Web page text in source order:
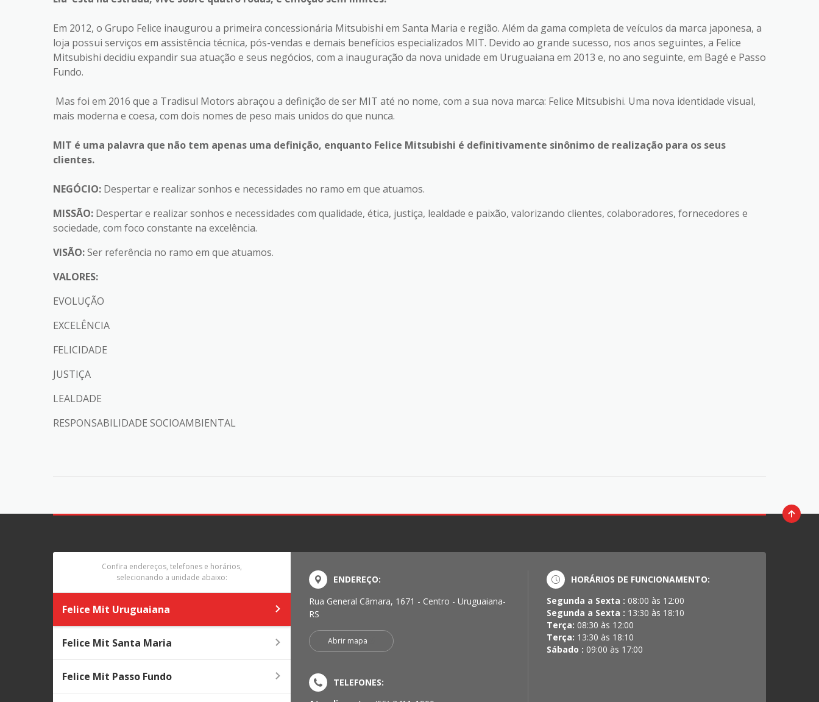
Em 2012, o Grupo Felice inaugurou a primeira concessionária Mitsubishi em Santa Maria e região. Além da gama completa de veículos da marca japonesa, a
loja possui serviços em assistência técnica, pós-vendas e demais benefícios especializados MIT. Devido ao grande sucesso, nos anos seguintes, a Felice
Mitsubishi decidiu expandir sua atuação e seus negócios, com a inauguração da nova unidade em Uruguaiana em 2013 e, no ano seguinte, em Bagé e Passo
Fundo.
Mas foi em 2016 que a Tradisul Motors abraçou a definição de ser MIT até no nome, com a sua nova marca: Felice Mitsubishi. Uma nova identidade visual,
mais moderna e coesa, com dois nomes de peso mais unidos do que nunca.
MIT é uma palavra que não tem apenas uma definição, enquanto Felice Mitsubishi é definitivamente sinônimo de realização para os seus
clientes.
NEGÓCIO: Despertar e realizar sonhos e necessidades no ramo em que atuamos.
MISSÃO: Despertar e realizar sonhos e necessidades com qualidade, ética, justiça, lealdade e paixão, valorizando clientes, colaboradores, fornecedores e
sociedade, com foco constante na excelência.
VISÃO:Ser referência no ramo em que atuamos.
VALORES:
EVOLUÇÃO
EXCELÊNCIA
FELICIDADE
JUSTIÇA
LEALDADE
RESPONSABILIDADE SOCIOAMBIENTAL
Confira endereços, telefones e horários,
selecionando a unidade abaixo:
Felice Mit Uruguaiana
Felice Mit Santa Maria
Felice Mit Passo Fundo
ENDEREÇO:
Rua General Câmara, 1671 - Centro - Uruguaiana-
RS
Abrir mapa
TELEFONES:
HORÁRIOS DE FUNCIONAMENTO:
Segunda a Sexta : 08:00 às 12:00
Segunda a Sexta : 13:30 às 18:10
Terça: 08:30 às 12:00
Terça: 13:30 às 18:10
Sábado : 09:00 às 17:00